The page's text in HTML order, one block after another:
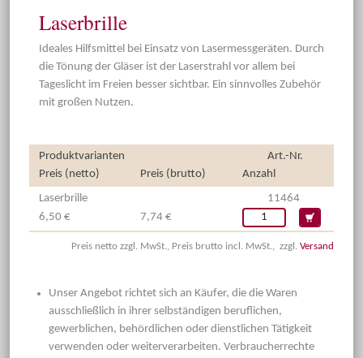
Laserbrille
Ideales Hilfsmittel bei Einsatz von Lasermessgeräten. Durch
die Tönung der Gläser ist der Laserstrahl vor allem bei
Tageslicht im Freien besser sichtbar. Ein sinnvolles Zubehör
mit großen Nutzen.
Produktvarianten
Art.-Nr.
Preis (netto)
Preis (brutto)
Anzahl
Laserbrille
11464
6,50 €
7,74 €
Preis netto zzgl. MwSt., Preis brutto incl. MwSt., zzgl. Versand
Unser Angebot richtet sich an Käufer, die die Waren
ausschließlich in ihrer selbständigen beruflichen,
gewerblichen, behördlichen oder dienstlichen Tätigkeit
verwenden oder weiterverarbeiten. Verbraucherrechte